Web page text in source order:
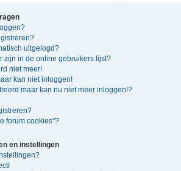
uitgelogd?
zijn in de online gebruikers lijst?
niet meer!
kan niet inloggen!
maar kan nu niet meer inloggen!?
forum cookies"?
en instellingen